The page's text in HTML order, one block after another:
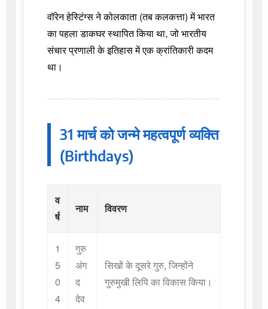
वॉरेन हेस्टिंग्स ने कोलकाता (तब कलकत्ता) में भारत
का पहला डाकघर स्थापित किया था, जो भारतीय
संचार प्रणाली के इतिहास में एक क्रांतिकारी कदम
था।
31 मार्च को जन्मे महत्वपूर्ण व्यक्ति
(Birthdays)
व
र्ष
नाम विवरण
1
5
0
4
गुरु
अंग
द
देव
सिखों के दूसरे गुरु, जिन्होंने
गुरुमुखी लिपि का विकास किया।